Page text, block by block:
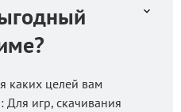
каких целей вам
игр, скачивания